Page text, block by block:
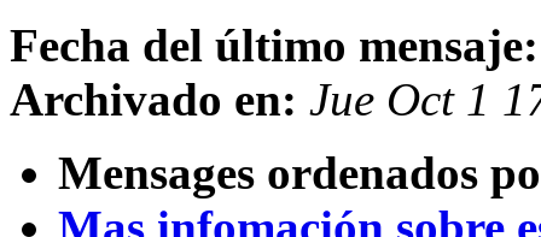
Fecha del último mensaje:
Archivado en: Jue Oct 1
Mensages ordenados